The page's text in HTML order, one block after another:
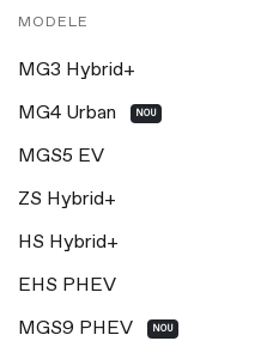
MODELE
MG3 Hybrid+
MG4 Urban NOU
MGS5 EV
ZS Hybrid+
HS Hybrid+
EHS PHEV
MGS9 PHEV NOU